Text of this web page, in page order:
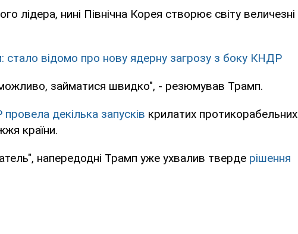
лідера, нині Північна Корея створює світу величезні
стало відомо про нову ядерну загрозу з боку КНДР
займатися швидко", - резюмував Трамп.
декілька запусків крилатих протикорабельних
країни.
напередодні Трамп уже ухвалив тверде рішення